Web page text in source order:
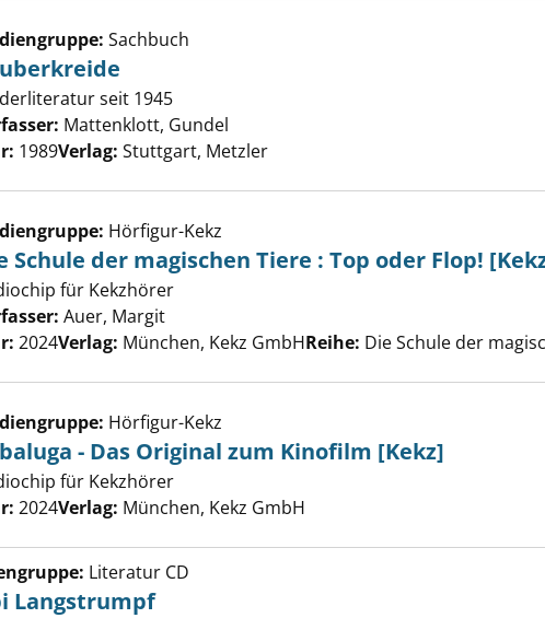
Details von Zauberkreide anzeigen
Sachbuch
seit 1945
Mattenklott, Gundel
1989Verlag: Stuttgart, Metzler
Details von Die Schule der magischen Tiere : Top oder Flop!
Hörfigur-Kekz
Schule der magischen Tiere : Top oder Flop!
für Kekzhörer
Auer, Margit
2024Verlag: München, Kekz GmbHReihe: Die Schule der
Details von Tabaluga - Das Original zum Kinofilm [Kekz]
Hörfigur-Kekz
- Das Original zum Kinofilm [Kekz]
für Kekzhörer
nach diesem Verfasser
2024Verlag: München, Kekz GmbH
Literatur CD
Langstrumpf